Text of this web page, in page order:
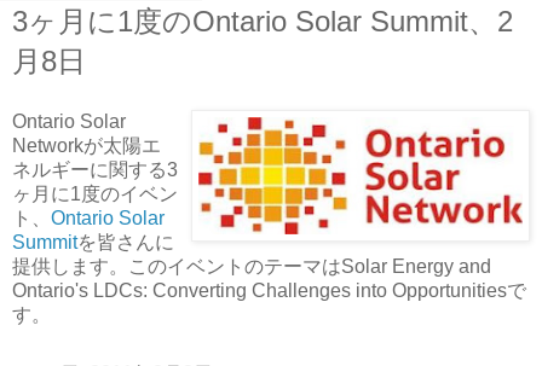
3ヶ月に1度のOntario Solar Summit、2
月8日
Ontario Solar
Networkが太陽エ
ネルギーに関する3
ヶ月に1度のイベン
ト、 Ontario Solar
Summitを皆さんに
提供します。このイベントのテーマはSolar Energy and
Ontario's LDCs: Converting Challenges into Opportunitiesで
す。